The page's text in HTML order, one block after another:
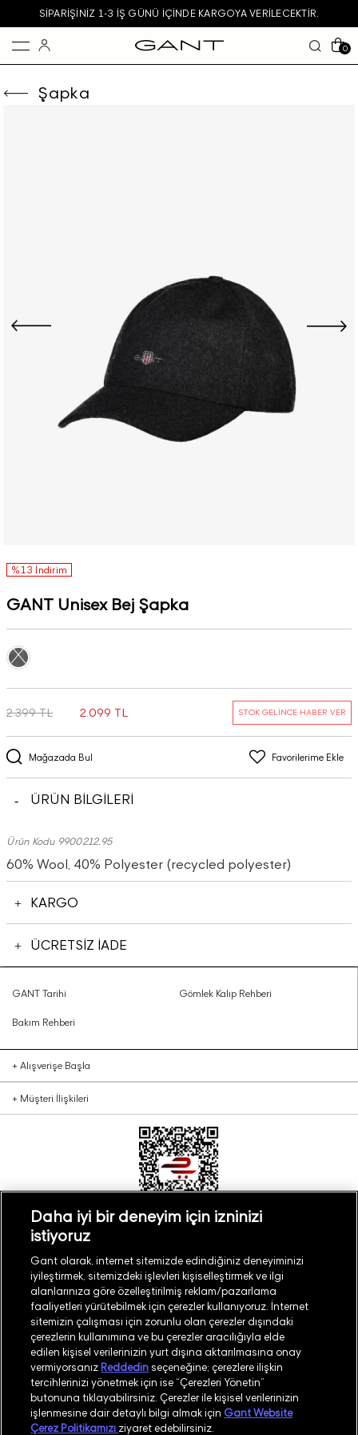
SIPARIŞINIZ 1-3 IŞ GÜNÜ IÇINDE KARGOYA VERILECEKTIR.
0
Şapka
%13 İndirim
GANT Unisex Bej Şapka
Mağazada Bul Favorilerime Ekle
2.399 TL 2.099 TL STOK GELİNCE HABER VER
ÜRÜN BİLGİLERİ
Ürün Kodu 9900212.95
60% Wool, 40% Polyester (recycled polyester)
KARGO
ÜCRETSİZ İADE
GANT Tarihi Gömlek Kalıp Rehberi
Bakım Rehberi
+ Alışverişe Başla
+ Müşteri İlişkileri
Türkiye Mağaza Bul
©2026GANT
İşlem Rehberi Site Haritası
Güvenlik Politikası Kullanım Koşulları
Daha iyi bir deneyim için izninizi
istiyoruz
Gant olarak, internet sitemizde edindiğiniz deneyiminizi
iyileştirmek, sitemizdeki işlevleri kişiselleştirmek ve ilgi
alanlarınıza göre özelleştirilmiş reklam/pazarlama
faaliyetleri yürütebilmek için çerezler kullanıyoruz. İnternet
sitemizin çalışması için zorunlu olan çerezler dışındaki
çerezlerin kullanımına ve bu çerezler aracılığıyla elde
edilen kişisel verilerinizin yurt dışına aktarılmasına onay
vermiyorsanız Reddedin seçeneğine; çerezlere ilişkin
tercihlerinizi yönetmek için ise “Çerezleri Yönetin”
butonuna tıklayabilirsiniz. Çerezler ile kişisel verilerinizin
işlenmesine dair detaylı bilgi almak için Gant Website
Çerez Politikamızı ziyaret edebilirsiniz.